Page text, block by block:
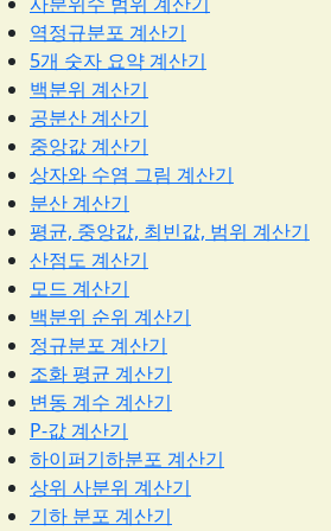
역정규분포 계산기
5개 숫자 요약 계산기
백분위 계산기
공분산 계산기
중앙값 계산기
상자와 수염 그림 계산기
분산 계산기
평균, 중앙값, 최빈값, 범위 계산기
산점도 계산기
모드 계산기
백분위 순위 계산기
정규분포 계산기
조화 평균 계산기
변동 계수 계산기
P-값 계산기
하이퍼기하분포 계산기
상위 사분위 계산기
기하 분포 계산기